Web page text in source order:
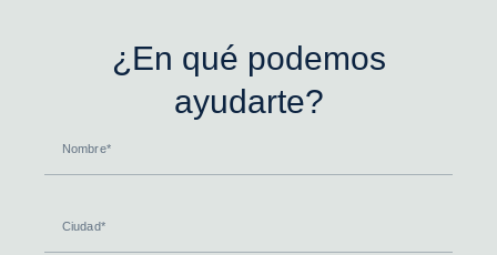
¿En qué podemos
ayudarte?